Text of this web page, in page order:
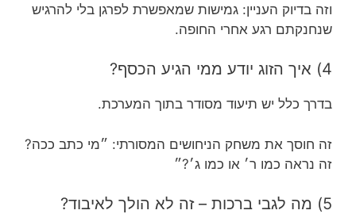
וזה בדיוק העניין: גמישות שמאפשרת לפרגן בלי להרגיש
שנחנקתם רגע אחרי החופה.
4) איך הזוג יודע ממי הגיע הכסף?
בדרך כלל יש תיעוד מסודר בתוך המערכת.
זה חוסך את משחק הניחושים המסורתי: ״מי כתב ככה?
זה נראה כמו ר׳ או כמו ג׳?״
5) מה לגבי ברכות – זה לא הולך לאיבוד?